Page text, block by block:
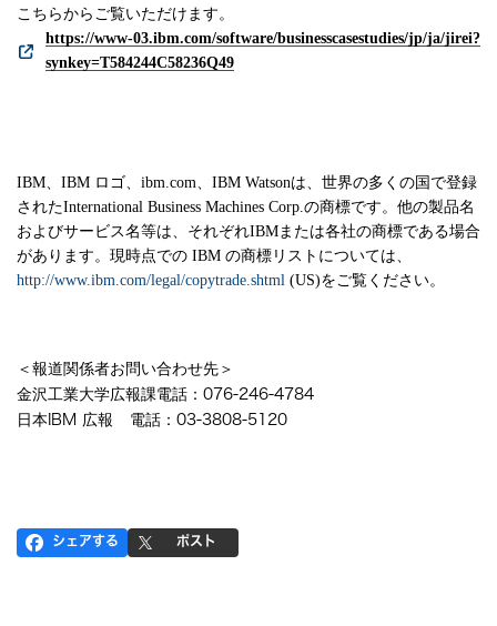
こちらからご覧いただけます。
https://www-03.ibm.com/software/businesscasestudies/jp/ja/jirei?
synkey=T584244C58236Q49
IBM、IBM ロゴ、ibm.com、IBM Watsonは、世界の多くの国で登録
されたInternational Business Machines Corp.の商標です。他の製品名
およびサービス名等は、それぞれIBMまたは各社の商標である場合
があります。現時点での IBM の商標リストについては、
http://www.ibm.com/legal/copytrade.shtml (US)をご覧ください。
＜報道関係者お問い合わせ先＞
金沢工業大学広報課電話： 076-246-4784
日本 IBM 広報 電話： 03-3808-5120
シェアする ポスト